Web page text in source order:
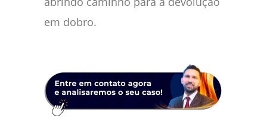
em dobro.